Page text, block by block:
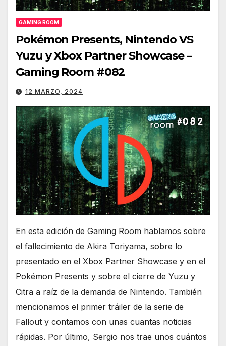
GAMING ROOM
Pokémon Presents, Nintendo VS
Yuzu y Xbox Partner Showcase –
Gaming Room #082
12 MARZO, 2024
En esta edición de Gaming Room hablamos sobre
el fallecimiento de Akira Toriyama, sobre lo
presentado en el Xbox Partner Showcase y en el
Pokémon Presents y sobre el cierre de Yuzu y
Citra a raíz de la demanda de Nintendo. También
mencionamos el primer tráiler de la serie de
Fallout y contamos con unas cuantas noticias
rápidas. Por último, Sergio nos trae unos cuántos